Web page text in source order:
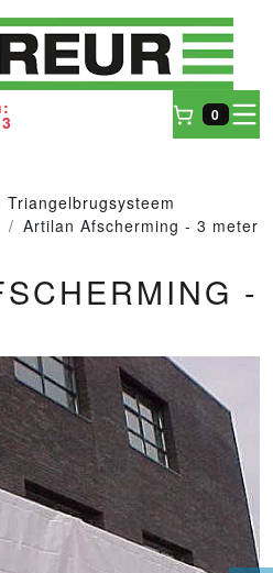
0
Triangelbrugsysteem
Artilan Afscherming - 3 meter
-